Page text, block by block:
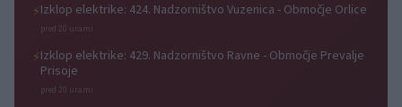
⚡Izklop elektrike: 424. Nadzorništvo Vuzenica - Območje Orlice
pred 20 urami
⚡Izklop elektrike: 429. Nadzorništvo Ravne - Območje Prevalje
Prisoje
pred 20 urami